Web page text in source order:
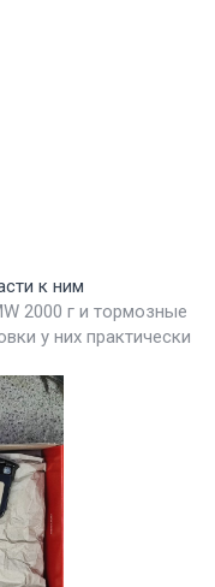
к ним
2000 г и тормозные
у них практически